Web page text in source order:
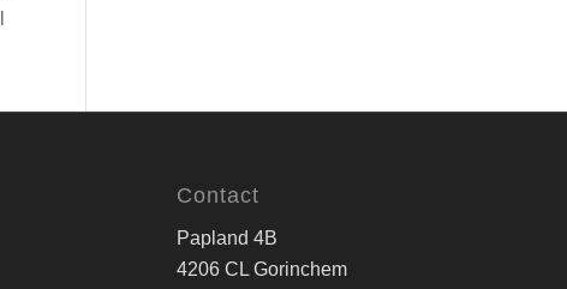
Contact
Papland 4B
4206 CL Gorinchem